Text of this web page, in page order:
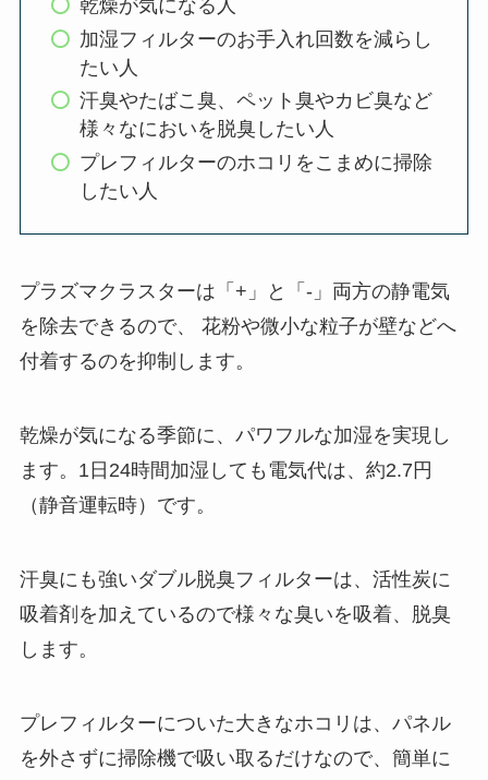
乾燥が気になる人
加湿フィルターのお手入れ回数を減らし
たい人
汗臭やたばこ臭、ペット臭やカビ臭など
様々なにおいを脱臭したい人
プレフィルターのホコリをこまめに掃除
したい人
プラズマクラスターは「+」と「-」両方の静電気
を除去できるので、 花粉や微小な粒子が壁などへ
付着するのを抑制します。
乾燥が気になる季節に、パワフルな加湿を実現し
ます。1日24時間加湿しても電気代は、約2.7円
（静音運転時）です。
汗臭にも強いダブル脱臭フィルターは、活性炭に
吸着剤を加えているので様々な臭いを吸着、脱臭
します。
プレフィルターについた大きなホコリは、パネル
を外さずに掃除機で吸い取るだけなので、簡単に